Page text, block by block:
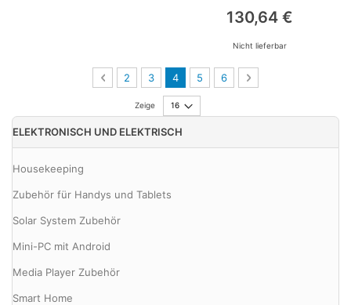
130,64 €
Nicht lieferbar
SeiteSeite
ZurückSeite
2 Seite
3 Sie lesen gerade die Seite
4 Seite
5 Seite
6 Seite
Weiter
Zeige
ELEKTRONISCH UND ELEKTRISCH
Housekeeping
Zubehör für Handys und Tablets
Solar System Zubehör
Mini-PC mit Android
Media Player Zubehör
Smart Home